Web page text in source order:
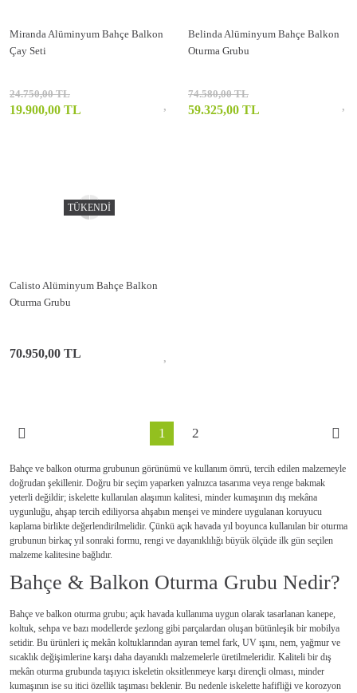
Miranda Alüminyum Bahçe Balkon
Çay Seti
24.750,00 TL
19.900,00 TL
Belinda Alüminyum Bahçe Balkon
Oturma Grubu
74.580,00 TL
59.325,00 TL
TÜKENDİ
Calisto Alüminyum Bahçe Balkon
Oturma Grubu
70.950,00 TL
1 2
Bahçe ve balkon oturma grubunun görünümü ve kullanım ömrü, tercih edilen malzemeyle
doğrudan şekillenir. Doğru bir seçim yaparken yalnızca tasarıma veya renge bakmak
yeterli değildir; iskelette kullanılan alaşımın kalitesi, minder kumaşının dış mekâna
uygunluğu, ahşap tercih ediliyorsa ahşabın menşei ve mindere uygulanan koruyucu
kaplama birlikte değerlendirilmelidir. Çünkü açık havada yıl boyunca kullanılan bir oturma
grubunun birkaç yıl sonraki formu, rengi ve dayanıklılığı büyük ölçüde ilk gün seçilen
malzeme kalitesine bağlıdır.
Bahçe & Balkon Oturma Grubu Nedir?
Bahçe ve balkon oturma grubu; açık havada kullanıma uygun olarak tasarlanan kanepe,
koltuk, sehpa ve bazı modellerde şezlong gibi parçalardan oluşan bütünleşik bir mobilya
setidir. Bu ürünleri iç mekân koltuklarından ayıran temel fark, UV ışını, nem, yağmur ve
sıcaklık değişimlerine karşı daha dayanıklı malzemelerle üretilmeleridir. Kaliteli bir dış
mekân oturma grubunda taşıyıcı iskeletin oksitlenmeye karşı dirençli olması, minder
kumaşının ise su itici özellik taşıması beklenir. Bu nedenle iskelette hafifliği ve korozyon